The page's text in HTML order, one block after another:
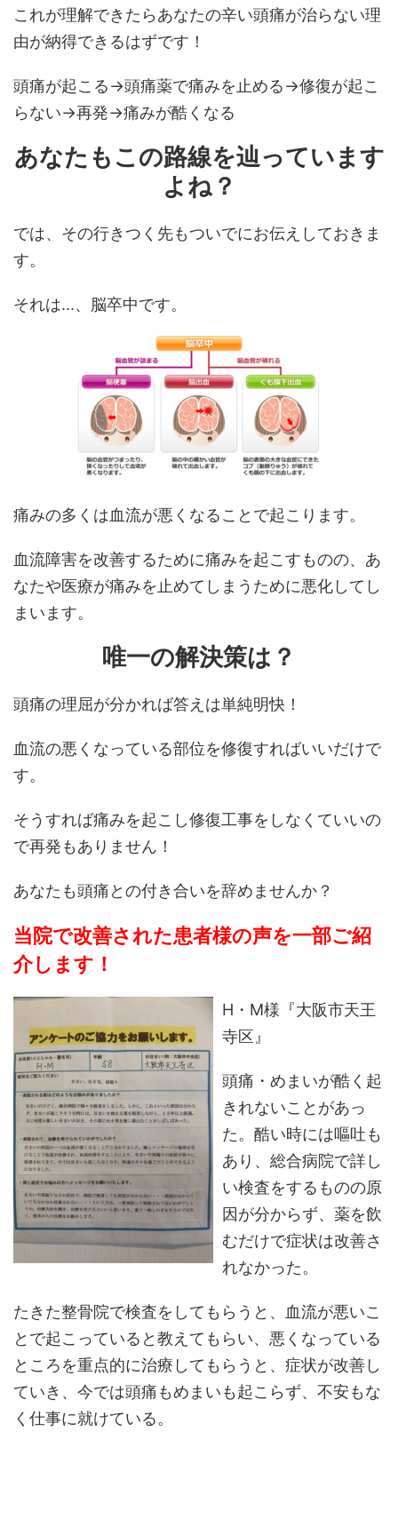
これが理解できたらあなたの辛い頭痛が治らない理
由が納得できるはずです！
頭痛が起こる→頭痛薬で痛みを止める→修復が起こ
らない→再発→痛みが酷くなる
あなたもこの路線を辿っています
よね？
では、その行きつく先もついでにお伝えしておきま
す。
それは...、脳卒中です。
痛みの多くは血流が悪くなることで起こります。
血流障害を改善するために痛みを起こすものの、あ
なたや医療が痛みを止めてしまうために悪化してし
まいます。
唯一の解決策は？
頭痛の理屈が分かれば答えは単純明快！
血流の悪くなっている部位を修復すればいいだけで
す。
そうすれば痛みを起こし修復工事をしなくていいの
で再発もありません！
あなたも頭痛との付き合いを辞めませんか？
当院で改善された患者様の声を一部ご紹
介します！
H・M様『大阪市天王
寺区』
頭痛・めまいが酷く起
きれないことがあっ
た。酷い時には嘔吐も
あり、総合病院で詳し
い検査をするものの原
因が分からず、薬を飲
むだけで症状は改善さ
れなかった。
たきた整骨院で検査をしてもらうと、血流が悪いこ
とで起こっていると教えてもらい、悪くなっている
ところを重点的に治療してもらうと、症状が改善し
ていき、今では頭痛もめまいも起こらず、不安もな
く仕事に就けている。